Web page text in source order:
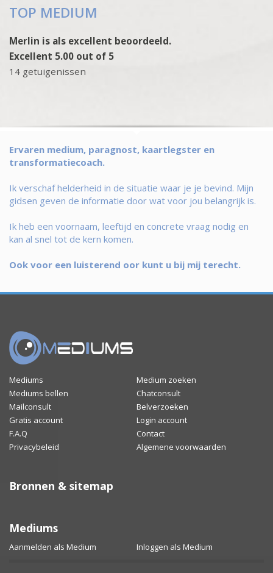
TOP MEDIUM
Merlin is als excellent beoordeeld.
Excellent 5.00 out of 5
14 getuigenissen
Ervaren medium, paragnost, kaartlegster en
transformatiecoach.
Ik verschaf helderheid in de situatie waar je je bevind. Mijn
gidsen geven de informatie door wat voor jou belangrijk is.
Ik heb een voornaam, leeftijd en concrete vraag nodig en
kan al snel tot de kern komen.
Ook voor een luisterend oor kunt u bij mij terecht.
Mediums
Medium zoeken
Mediums bellen
Chatconsult
Mailconsult
Belverzoeken
Gratis account
Login account
F.A.Q
Contact
Privacybeleid
Algemene voorwaarden
Bronnen & sitemap
Mediums
Aanmelden als Medium Inloggen als Medium